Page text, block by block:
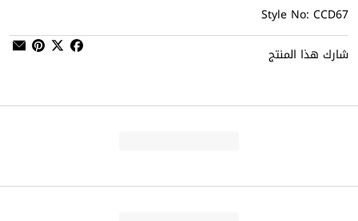
Style No: CCD67
شارك هذا المنتج